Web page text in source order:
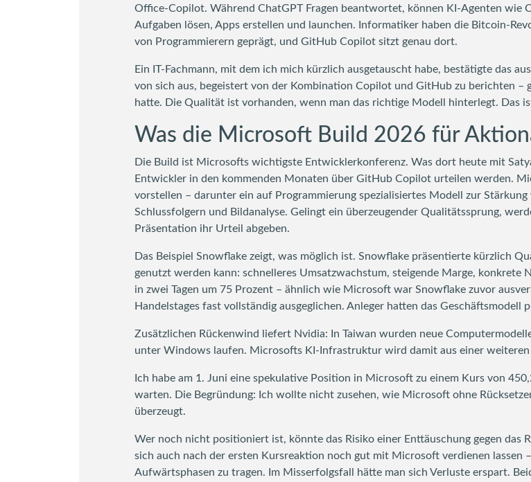
Office-Copilot. Während ChatGPT Fragen beantwortet, können KI-Agenten wie
Aufgaben lösen, Apps erstellen und launchen. Informatiker haben die Bitcoin-
von Programmierern geprägt, und GitHub Copilot sitzt genau dort.
Ein IT-Fachmann, mit dem ich mich kürzlich ausgetauscht habe, bestätigte das
von sich aus, begeistert von der Kombination Copilot und GitHub zu berichten –
hatte. Die Qualität ist vorhanden, wenn man das richtige Modell hinterlegt. Das
Was die Microsoft Build 2026 für
Die Build ist Microsofts wichtigste Entwicklerkonferenz. Was dort heute mit
Entwickler in den kommenden Monaten über GitHub Copilot urteilen werden.
vorstellen – darunter ein auf Programmierung spezialisiertes Modell zur
Schlussfolgern und Bildanalyse. Gelingt ein überzeugender Qualitätssprung,
Präsentation ihr Urteil abgeben.
Das Beispiel Snowflake zeigt, was möglich ist. Snowflake präsentierte kürzlich
genutzt werden kann: schnelleres Umsatzwachstum, steigende Marge, konkrete
in zwei Tagen um 75 Prozent – ähnlich wie Microsoft war Snowflake zuvor
Handelstages fast vollständig ausgeglichen. Anleger hatten das Geschäftsmodell
Zusätzlichen Rückenwind liefert Nvidia: In Taiwan wurden neue
unter Windows laufen. Microsofts KI-Infrastruktur wird damit aus einer
Ich habe am 1. Juni eine spekulative Position in Microsoft zu einem Kurs von
warten. Die Begründung: Ich wollte nicht zusehen, wie Microsoft ohne
überzeugt.
Wer noch nicht positioniert ist, könnte das Risiko einer Enttäuschung gegen das
sich auch nach der ersten Kursreaktion noch gut mit Microsoft verdienen lassen
Aufwärtsphasen zu tragen. Im Misserfolgsfall hätte man sich Verluste erspart.